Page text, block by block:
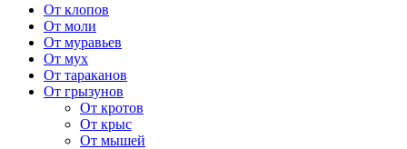
От клопов
От моли
От муравьев
От мух
От тараканов
От грызунов
От кротов
От крыс
От мышей